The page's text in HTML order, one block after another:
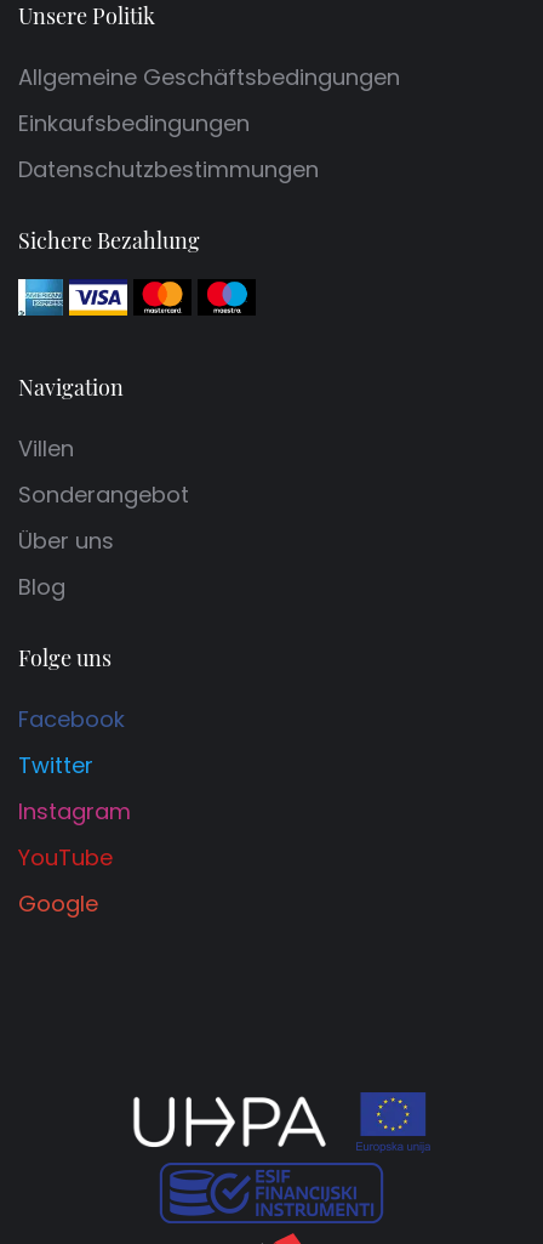
Unsere Politik
Allgemeine Geschäftsbedingungen
Einkaufsbedingungen
Datenschutzbestimmungen
Sichere Bezahlung
Navigation
Villen
Sonderangebot
Über uns
Blog
Folge uns
Facebook
Twitter
Instagram
YouTube
Google